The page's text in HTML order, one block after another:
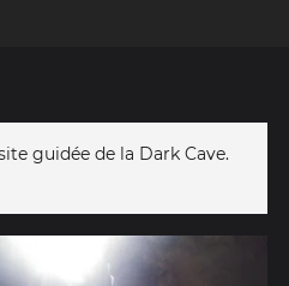
guidée de la Dark Cave.